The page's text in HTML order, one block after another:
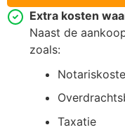
Extra kosten
Naast de
zoals:
Taxatie